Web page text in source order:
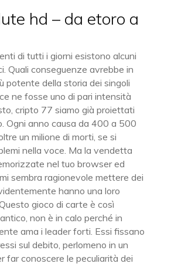
hd – da etoro a
di tutti i giorni esistono alcuni
Quali conseguenze avrebbe in
potente della storia dei singoli
ne fosse uno di pari intensità
cripto 77 siamo già proiettati
Ogni anno causa da 400 a 500
un milione di morti, se si
nella voce. Ma la vendetta
nel tuo browser ed
sembra ragionevole mettere dei
hanno una loro
gioco di carte è così
non è in calo perché in
ama i leader forti. Essi fissano
sul debito, perlomeno in un
far conoscere le peculiarità dei